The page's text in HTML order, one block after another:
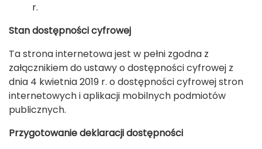
r.
Stan dostępności cyfrowej
Ta strona internetowa jest w pełni zgodna z
załącznikiem do ustawy o dostępności cyfrowej z
dnia 4 kwietnia 2019 r. o dostępności cyfrowej stron
internetowych i aplikacji mobilnych podmiotów
publicznych.
Przygotowanie deklaracji dostępności